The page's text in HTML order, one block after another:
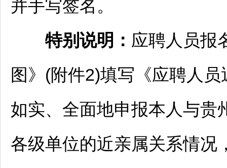
并手写签名。
特别说明： 应聘人员报
图》(附件2)填写《应聘人
如实、全面地申报本人与贵
各级单位的近亲属关系情况